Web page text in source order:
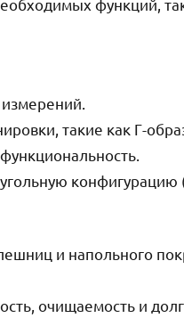
функций,
такие как Г-
конфигурацию
и напольного
очищаемость и